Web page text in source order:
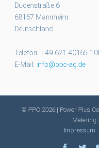
Dudenstraße 6
68167 Mannheim
Deutschland
Telefon: +49 621 40165-
E-Mail: info@ppc-ag.de
© PPC 2026 | Power Plus
Metering
Impressum